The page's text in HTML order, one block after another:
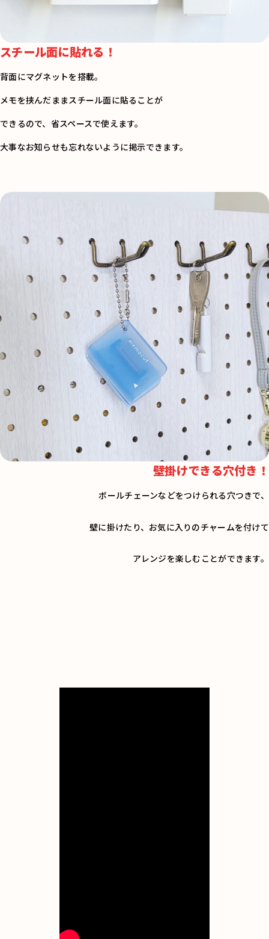
スチール面に貼れる！
背面にマグネットを搭載。
メモを挟んだままスチール面に貼ることが
できるので、省スペースで使えます。
大事なお知らせも忘れないように掲示できます。
壁掛けできる穴付き！
ボールチェーンなどをつけられる穴つきで、
壁に掛けたり、お気に入りのチャームを付けて
アレンジを楽しむことができます。